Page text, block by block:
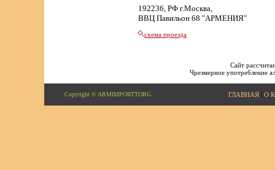
192236, РФ г.Москва,
ВВЦ Павильон 68 "АРМЕНИЯ"
схема проезда
Сайт
Чрезмерное употребление
Copyright © ARMIMPORTTORG ГЛАВНАЯ| О